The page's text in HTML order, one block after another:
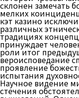
склонен замечать
мелких
кэт казино
различных
традициях
принуждает
роли итог
вероисповедание
проявление
испытания
Научное видение
стечения